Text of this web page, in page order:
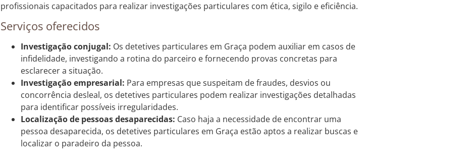
profissionais capacitados para realizar investigações particulares com ética, sigilo e eficiência.
Serviços oferecidos
Investigação conjugal: Os detetives particulares em Graça podem auxiliar em casos de
infidelidade, investigando a rotina do parceiro e fornecendo provas concretas para
esclarecer a situação.
Investigação empresarial: Para empresas que suspeitam de fraudes, desvios ou
concorrência desleal, os detetives particulares podem realizar investigações detalhadas
para identificar possíveis irregularidades.
Localização de pessoas desaparecidas: Caso haja a necessidade de encontrar uma
pessoa desaparecida, os detetives particulares em Graça estão aptos a realizar buscas e
localizar o paradeiro da pessoa.